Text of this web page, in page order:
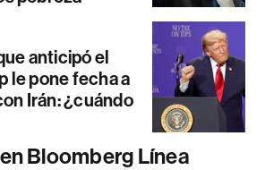
anticipó el
le pone fecha a
Irán: ¿cuándo
Bloomberg Línea